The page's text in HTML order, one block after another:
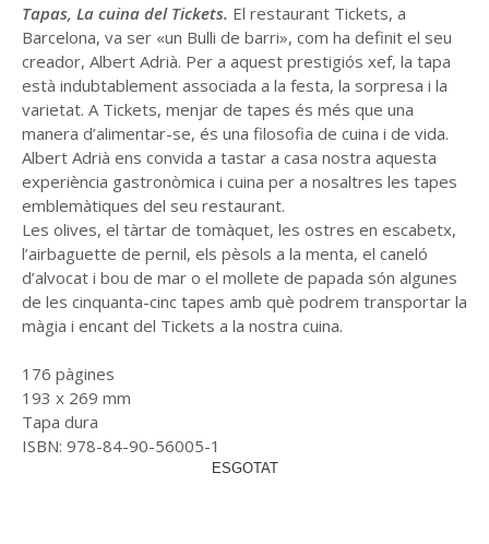
Tapas, La cuina del Tickets. El restaurant Tickets, a
Barcelona, va ser «un Bulli de barri», com ha definit el seu
creador, Albert Adrià. Per a aquest prestigiós xef, la tapa
està indubtablement associada a la festa, la sorpresa i la
varietat. A Tickets, menjar de tapes és més que una
manera d’alimentar-se, és una filosofia de cuina i de vida.
Albert Adrià ens convida a tastar a casa nostra aquesta
experiència gastronòmica i cuina per a nosaltres les tapes
emblemàtiques del seu restaurant.
Les olives, el tàrtar de tomàquet, les ostres en escabetx,
l’airbaguette de pernil, els pèsols a la menta, el caneló
d’alvocat i bou de mar o el mollete de papada són algunes
de les cinquanta-cinc tapes amb què podrem transportar la
màgia i encant del Tickets a la nostra cuina.
176 pàgines
193 x 269 mm
Tapa dura
ISBN: 978-84-90-56005-1
ESGOTAT